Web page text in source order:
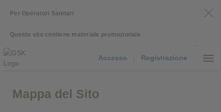
Per Operatori Sanitari
Questo sito contiene materiale promozionale
Accesso Registrazione
Mappa del Sito